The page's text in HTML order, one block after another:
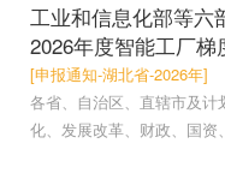
工业和信息化部等六
2026年度智能工厂
[申报通知-湖北省-2026年]
各省、自治区、直辖市及
化、发展改革、财政、国